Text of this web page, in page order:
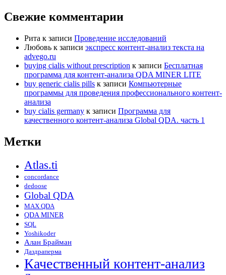
Свежие комментарии
Рита к записи Проведение исследований
Любовь к записи экспресс контент-анализ текста на
advego.ru
buying cialis without prescription к записи Бесплатная
программа для контент-анализа QDA MINER LITE
buy generic cialis pills к записи Компьютерные
программы для проведения профессионального контент-
анализа
buy cialis germany к записи Программа для
качественного контент-анализа Global QDA. часть 1
Метки
Atlas.ti
concordance
dedoose
Global QDA
MAX QDA
QDA MINER
SQL
Yoshikoder
Алан Брайман
Даздраперма
Качественный контент-анализ